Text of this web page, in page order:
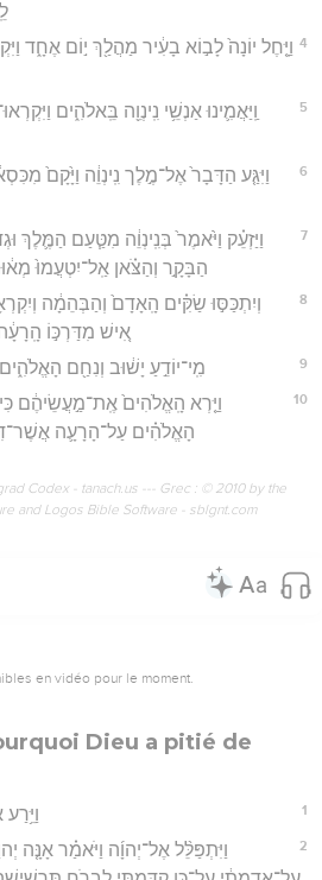
4 וַיָּ֤חֶל יוֹנָה֙ לָב֣וֹא בָעִ֔יר מַהֲלַ֖ךְ י֣וֹם אֶחָ֑ד
5
וַֽיַּאֲמִ֛ינוּ אַנְשֵׁ֥י נִֽינְוֵ֖ה בֵּֽאלֹהִ֑ים
6
וַיִּגַּ֤ע הַדָּבָר֙ אֶל־מֶ֣לֶך נִֽינְוֵ֔ה וַיָּ֙קָם֙
7
וַיַּזְעֵ֗ק וַיֹּ֙אמֶר֙ בְּנִֽינְוֵ֔ה מִטַּ֧עַם הַמֶּ֛לֶךְ
הַבָּקָ֣ר וְהַצֹּ֗אן אַֽל־יִטְעֲמוּ֙
8
וְיִתְכַּסּ֣וּ שַׂקִּ֗ים הָֽאָדָם֙ וְהַבְּהֵמָ֔ה
אִ֚ישׁ מִדַּרְכּ֣וֹ
9 מִֽי־יוֹדֵ֣עַ יָשׁ֔וּב וְנִחַ֖ם
10
וַיַּ֤רְא הָֽאֱלֹהִים֙ אֶֽת־מַ֣עֲשֵׂיהֶ֔ם
הָאֱלֹהִ֗ים עַל־הָרָעָ֛ה
Codex - tanach.us --- Grec : © 2010 by the
and Logos Bible Software - sblgnt.com
en vidéo pour le moment.
Dieu a pitié de
1 וַיֵּ֥רַע
2
וַיִּתְפַּלֵּ֨ל אֶל־יְהוָ֜ה וַיֹּאמַ֗ר אָנָּ֤ה